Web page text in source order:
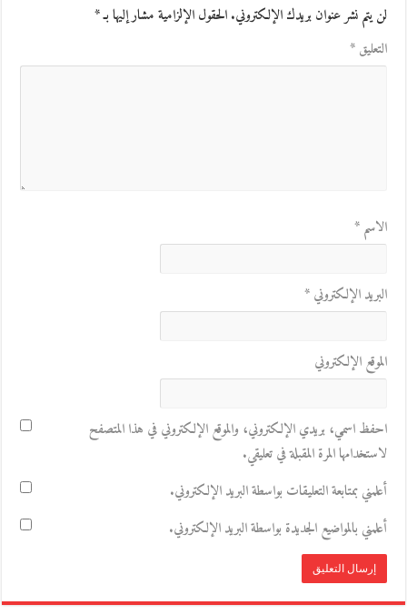
لن يتم نشر عنوان بريدك الإلكتروني.الحقول الإلزامية مشار إليها بـ*
التعليق*
الاسم*
البريد الإلكتروني*
الموقع الإلكتروني
احفظ اسمي، بريدي الإلكتروني، والموقع الإلكتروني في هذا المتصفح
لاستخدامها المرة المقبلة في تعليقي.
أعلمني بمتابعة التعليقات بواسطة البريد الإلكتروني.
أعلمني بالمواضيع الجديدة بواسطة البريد الإلكتروني.